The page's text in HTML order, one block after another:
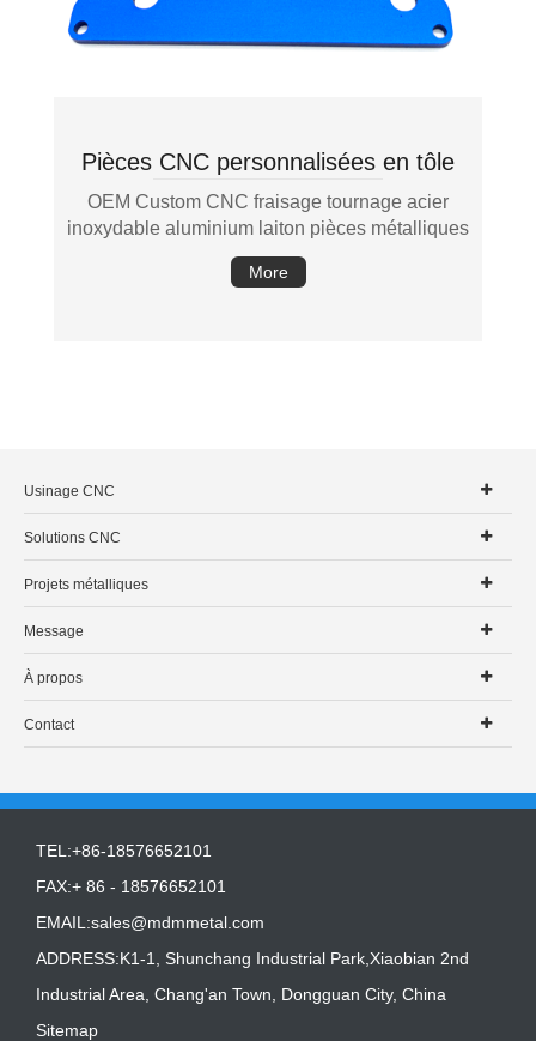
Pièces CNC personnalisées en tôle
OEM Custom CNC fraisage tournage acier
inoxydable aluminium laiton pièces métalliques
More
Usinage CNC
Solutions CNC
Projets métalliques
Message
À propos
Contact
TEL:+86-18576652101
FAX:+ 86 - 18576652101
EMAIL:sales@mdmmetal.com
ADDRESS:K1-1, Shunchang Industrial Park,Xiaobian 2nd
Industrial Area, Chang'an Town, Dongguan City, China
Sitemap